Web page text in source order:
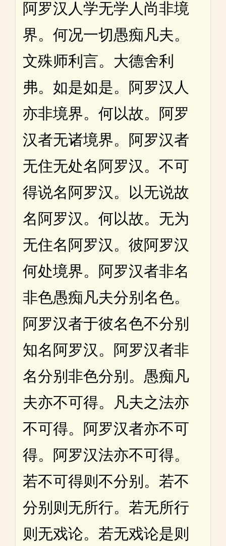
阿罗汉人学无学人尚非境
界。何况一切愚痴凡夫。
文殊师利言。大德舍利
弗。如是如是。阿罗汉人
亦非境界。何以故。阿罗
汉者无诸境界。阿罗汉者
无住无处名阿罗汉。不可
得说名阿罗汉。以无说故
名阿罗汉。何以故。无为
无住名阿罗汉。彼阿罗汉
何处境界。阿罗汉者非名
非色愚痴凡夫分别名色。
阿罗汉者于彼名色不分别
知名阿罗汉。阿罗汉者非
名分别非色分别。愚痴凡
夫亦不可得。凡夫之法亦
不可得。阿罗汉者亦不可
得。阿罗汉法亦不可得。
若不可得则不分别。若不
分别则无所行。若无所行
则无戏论。若无戏论是则